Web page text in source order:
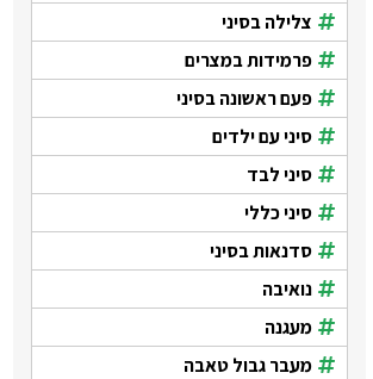
צלילה בסיני
פרמידות במצרים
פעם ראשונה בסיני
סיני עם ילדים
סיני לבד
סיני כללי
סדנאות בסיני
נואיבה
מעגנה
מעבר גבול טאבה